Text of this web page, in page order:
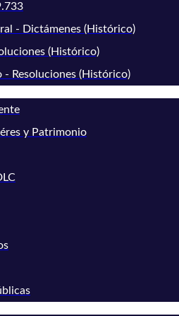
- Dictámenes (Histórico)
(Histórico)
- Resoluciones (Histórico)
y Patrimonio